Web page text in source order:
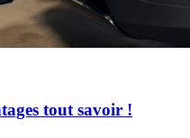
tout savoir !